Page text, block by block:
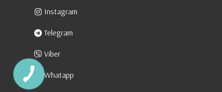
Instagram
Telegram
Viber
Whatapp
КНОПКА
ЗВ'ЯЗКУ